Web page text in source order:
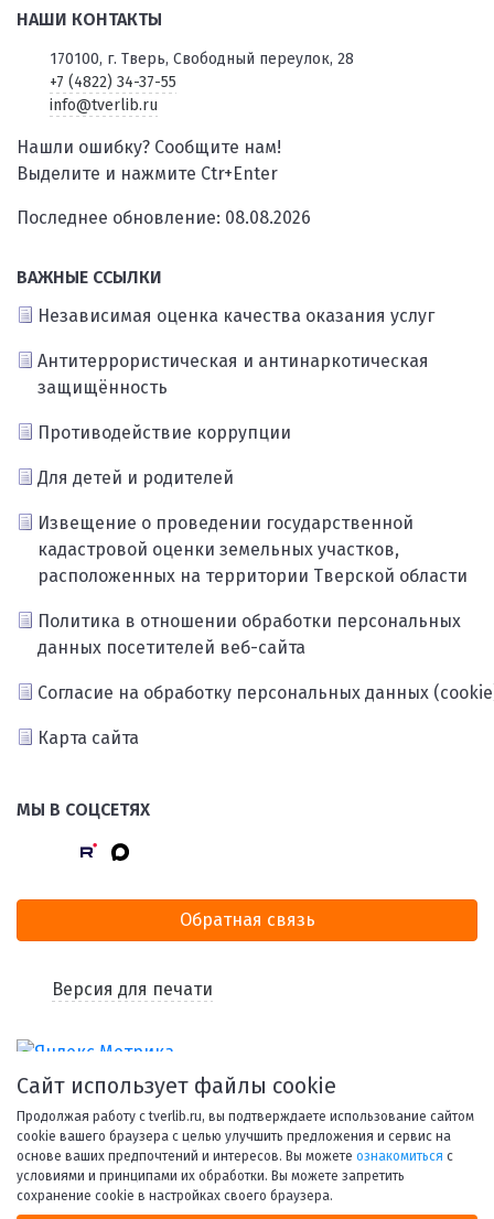
НАШИ КОНТАКТЫ
170100, г. Тверь, Свободный переулок, 28
+7 (4822) 34-37-55
info@tverlib.ru
Нашли ошибку? Сообщите нам!
Выделите и нажмите Ctr+Enter
Последнее обновление: 08.08.2026
ВАЖНЫЕ ССЫЛКИ
Независимая оценка качества оказания услуг
Антитеррористическая и антинаркотическая
защищённость
Противодействие коррупции
Для детей и родителей
Извещение о проведении государственной
кадастровой оценки земельных участков,
расположенных на территории Тверской области
Политика в отношении обработки персональных
данных посетителей веб-сайта
Согласие на обработку персональных данных
Карта сайта
МЫ В СОЦСЕТЯХ
Обратная связь
Версия для печати
© 1998-2026 Тверская областная библиотека им. А. М.
Сайт использует файлы cookie
Продолжая работу с tverlib.ru, вы подтверждаете использование сайтом
cookie вашего браузера с целью улучшить предложения и сервис на
основе ваших предпочтений и интересов. Вы можете ознакомиться с
условиями и принципами их обработки. Вы можете запретить
сохранение cookie в настройках своего браузера.